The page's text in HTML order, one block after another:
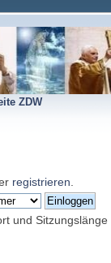
ZDW
registrieren
und Sitzungslänge